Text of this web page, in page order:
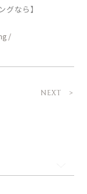
なら】
NEXT